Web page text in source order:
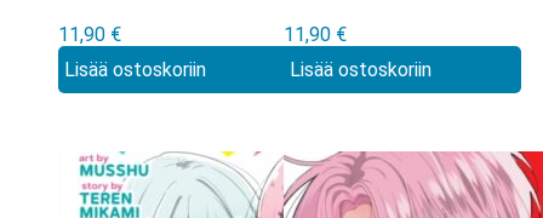
11,90 €
Lisää ostoskoriin
11,90 €
Lisää ostoskoriin